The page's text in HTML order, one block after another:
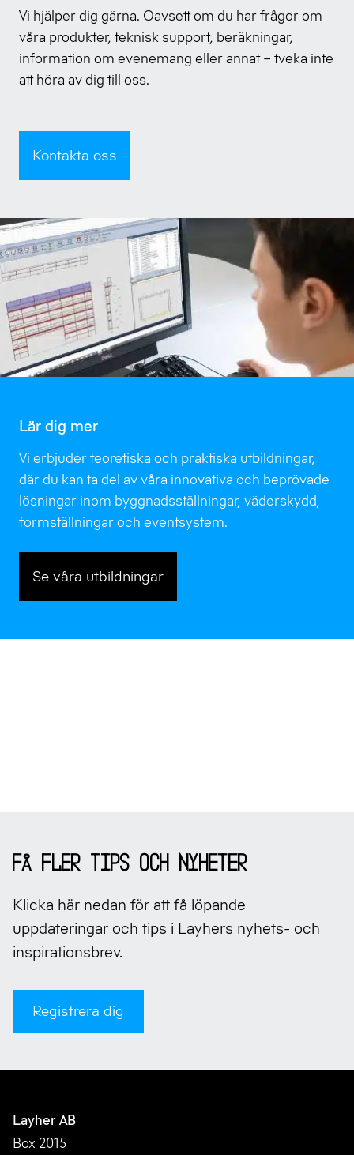
Vi hjälper dig gärna. Oavsett om du har frågor om
våra produkter, teknisk support, beräkningar,
information om evenemang eller annat – tveka inte
att höra av dig till oss.
Kontakta oss
Lär dig mer
Vi erbjuder teoretiska och praktiska utbildningar,
där du kan ta del av våra innovativa och beprövade
lösningar inom byggnadsställningar, väderskydd,
formställningar och eventsystem.
Se våra utbildningar
Få fler tips och nyheter
Klicka här nedan för att få löpande
uppdateringar och tips i Layhers nyhets- och
inspirationsbrev.
Registrera dig
Layher AB
Box 2015